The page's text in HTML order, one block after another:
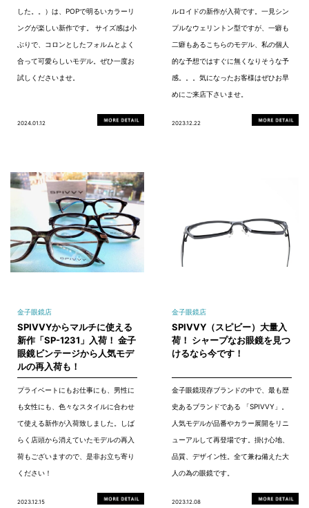
した。。）は、POPで明るいカラーリ
ングが楽しい新作です。 サイズ感は小
ぶりで、コロンとしたフォルムとよく
合って可愛らしいモデル。ぜひ一度お
試しくださいませ。
2024.01.12
ルロイドの新作が入荷です。一見シン
プルなウェリントン型ですが、一癖も
二癖もあるこちらのモデル、私の個人
的な予想ではすぐに無くなりそうな予
感。。。気になったお客様はぜひお早
めにご来店下さいませ。
2023.12.22
金子眼鏡店
SPIVVYからマルチに使える
新作「SP-1231」入荷！ 金子
眼鏡ビンテージから人気モデ
ルの再入荷も！
プライベートにもお仕事にも、男性に
も女性にも、色々なスタイルに合わせ
て使える新作が入荷致しました。しば
らく店頭から消えていたモデルの再入
荷もございますので、是非お立ち寄り
ください！
2023.12.15
金子眼鏡店
SPIVVY（スピビー）大量入
荷！ シャープなお眼鏡を見つ
けるなら今です！
金子眼鏡現存ブランドの中で、最も歴
史あるブランドである 「SPIVVY」。
人気モデルが品番やカラー展開をリニ
ューアルして再登場です。掛け心地、
品質、デザイン性。全て兼ね備えた大
人の為の眼鏡です。
2023.12.08